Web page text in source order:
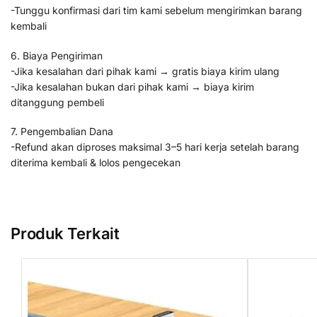
-Tunggu konfirmasi dari tim kami sebelum mengirimkan barang
kembali
6. Biaya Pengiriman
-Jika kesalahan dari pihak kami → gratis biaya kirim ulang
-Jika kesalahan bukan dari pihak kami → biaya kirim
ditanggung pembeli
7. Pengembalian Dana
-Refund akan diproses maksimal 3–5 hari kerja setelah barang
diterima kembali & lolos pengecekan
Produk Terkait